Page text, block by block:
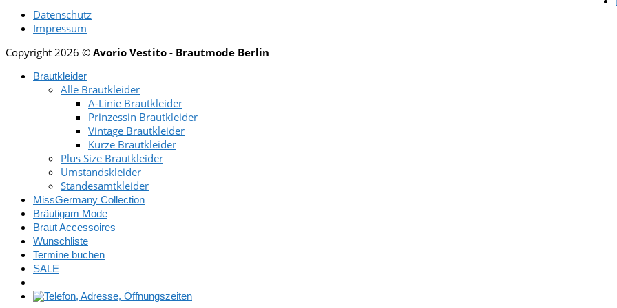
Datenschutz
Impressum
Copyright 2026 © Avorio Vestito - Brautmode Berlin
Brautkleider
Alle Brautkleider
A-Linie Brautkleider
Prinzessin Brautkleider
Vintage Brautkleider
Kurze Brautkleider
Plus Size Brautkleider
Umstandskleider
Standesamtkleider
MissGermany Collection
Bräutigam Mode
Braut Accessoires
Wunschliste
Termine buchen
SALE